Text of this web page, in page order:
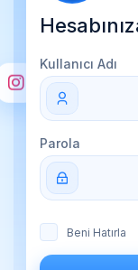
Kullanıcı Adı
Parola
Beni Hatırla